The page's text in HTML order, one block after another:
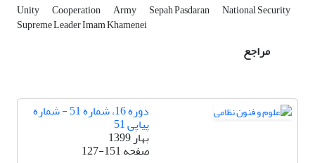
Unity Cooperation Army Sepah Pasdaran National Security
Supreme Leader Imam Khamenei
مراجع
دوره 16، شماره 51 - شماره
پیاپی 51
بهار 1399
صفحه127-151